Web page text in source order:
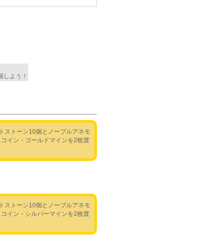
しよう！
ストーン10個とノーブルアネモ
イン・ゴールドマインを2枚渡
ストーン10個とノーブルアネモ
イン・シルバーマインを2枚渡